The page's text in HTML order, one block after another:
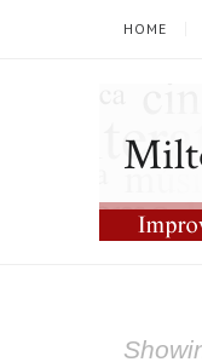
HOME